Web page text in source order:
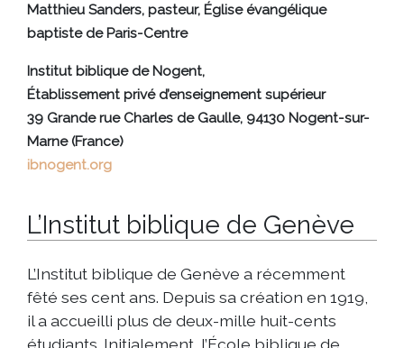
Matthieu Sanders, pasteur, Église évangélique
baptiste de Paris-Centre
Institut biblique de Nogent,
Établissement privé d’enseignement supérieur
39 Grande rue Charles de Gaulle, 94130 Nogent-sur-
Marne (France)
ibnogent.org
L’Institut biblique de Genève
L’Institut biblique de Genève a récemment
fêté ses cent ans. Depuis sa création en 1919,
il a accueilli plus de deux-mille huit-cents
étudiants. Initialement, l’École biblique de